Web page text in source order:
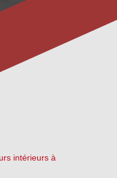
intérieurs à